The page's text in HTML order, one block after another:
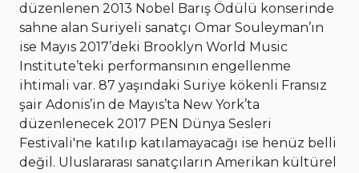
düzenlenen 2013 Nobel Barış Ödülü konserinde
sahne alan Suriyeli sanatçı Omar Souleyman’ın
ise Mayıs 2017’deki Brooklyn World Music
Institute’teki performansının engellenme
ihtimali var. 87 yaşındaki Suriye kökenli Fransız
şair Adonis’in de Mayıs’ta New York’ta
düzenlenecek 2017 PEN Dünya Sesleri
Festivali'ne katılıp katılamayacağı ise henüz belli
değil. Uluslararası sanatçıların Amerikan kültürel